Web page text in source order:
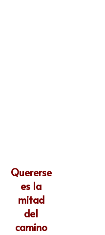
Quererse
es la
mitad
del
camino